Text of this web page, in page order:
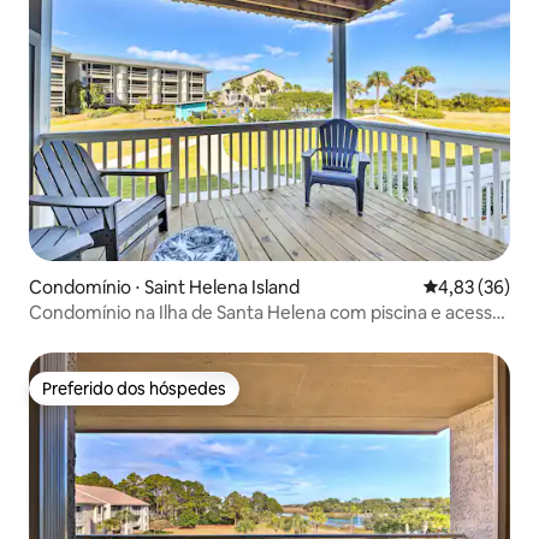
Condomínio ⋅ Saint Helena Island 4,83 de uma
4,83 (36)
Condomínio na Ilha de Santa Helena com piscina e acesso
Preferido dos hóspedes
Preferido dos hóspedes